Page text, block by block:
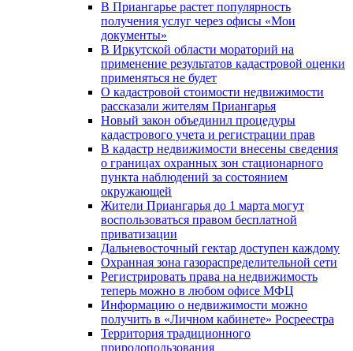
В Приангарье растет популярность
получения услуг через офисы «Мои
документы»
В Иркутской области мораторий на
применение результатов кадастровой оценки
применяться не будет
О кадастровой стоимости недвижимости
рассказали жителям Приангарья
Новый закон объединил процедуры
кадастрового учета и регистрации прав
В кадастр недвижимости внесены сведения
о границах охранных зон стационарного
пункта наблюдений за состоянием
окружающей
Жители Приангарья до 1 марта могут
воспользоваться правом бесплатной
приватизации
Дальневосточный гектар доступен каждому
Охранная зона газораспределительной сети
Регистрировать права на недвижимость
теперь можно в любом офисе МФЦ
Информацию о недвижимости можно
получить в «Личном кабинете» Росреестра
Территория традиционного
природопользования